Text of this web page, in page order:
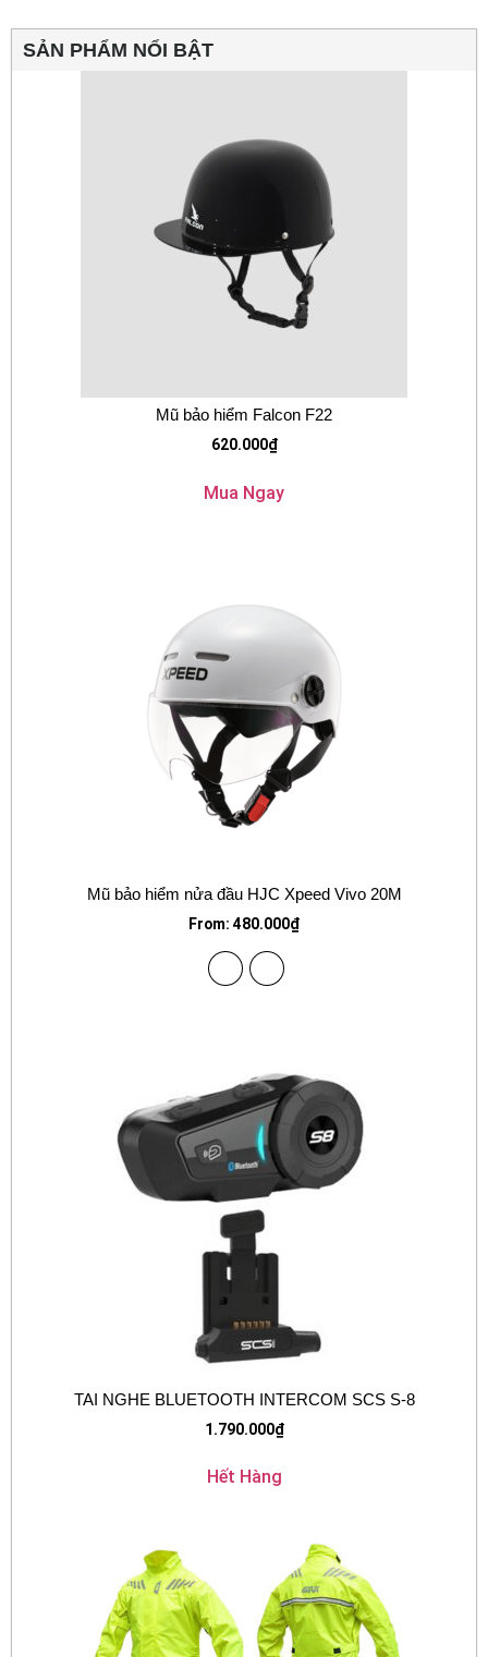
SẢN PHẨM NỔI BẬT
Mũ bảo hiểm Falcon F22
620.000₫
Mua Ngay
Mũ bảo hiểm nửa đầu HJC Xpeed Vivo 20M
From: 480.000₫
TAI NGHE BLUETOOTH INTERCOM SCS S-8
1.790.000₫
Hết Hàng